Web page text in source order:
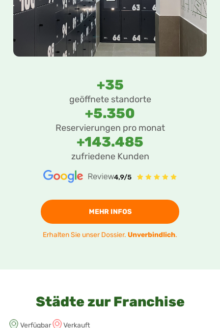
+35
geöffnete standorte
+5.350
Reservierungen pro monat
+143.485
zufriedene Kunden
MEHR INFOS
Erhalten Sie unser Dossier. Unverbindlich.
Städte zur Franchise
Verfügbar Verkauft